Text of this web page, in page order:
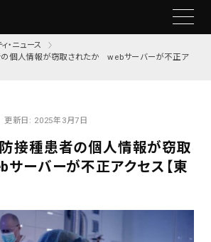
・ニュース
の個人情報が窃取されたか webサーバーが不正ア
更新日: 2025年3月7日
防接種患者の個人情報が窃取
ーバーが不正アクセス【東